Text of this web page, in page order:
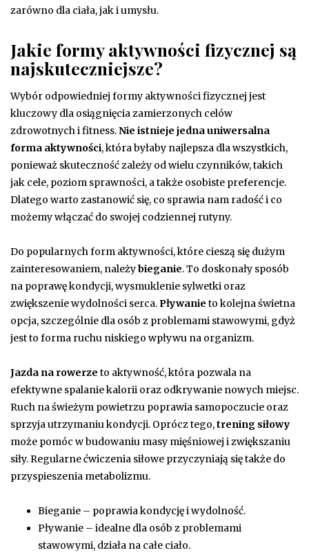
zarówno dla ciała, jak i umysłu.
Jakie formy aktywności fizycznej są
najskuteczniejsze?
Wybór odpowiedniej formy aktywności fizycznej jest
kluczowy dla osiągnięcia zamierzonych celów
zdrowotnych i fitness.Nie istnieje jedna uniwersalna
forma aktywności, która byłaby najlepsza dla wszystkich,
ponieważ skuteczność zależy od wielu czynników, takich
jak cele, poziom sprawności, a także osobiste preferencje.
Dlatego warto zastanowić się, co sprawia nam radość i co
możemy włączać do swojej codziennej rutyny.
Do popularnych form aktywności, które cieszą się dużym
zainteresowaniem, należybieganie. To doskonały sposób
na poprawę kondycji, wysmuklenie sylwetki oraz
zwiększenie wydolności serca.Pływanie to kolejna świetna
opcja, szczególnie dla osób z problemami stawowymi, gdyż
jest to forma ruchu niskiego wpływu na organizm.
Jazda na rowerze to aktywność, która pozwala na
efektywne spalanie kalorii oraz odkrywanie nowych miejsc.
Ruch na świeżym powietrzu poprawia samopoczucie oraz
sprzyja utrzymaniu kondycji. Oprócz tego,trening siłowy
może pomóc w budowaniu masy mięśniowej i zwiększaniu
siły. Regularne ćwiczenia siłowe przyczyniają się także do
przyspieszenia metabolizmu.
Bieganie – poprawia kondycję i wydolność.
Pływanie – idealne dla osób z problemami
stawowymi, działa na całe ciało.